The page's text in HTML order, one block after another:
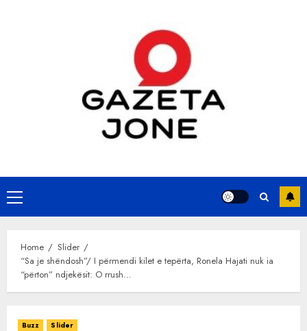
Primary
Menu
Home
Slider
“Sa je shëndosh”/ I përmendi kilet e tepërta, Ronela Hajati nuk ia
“përton” ndjekësit: O rrush…
Buzz Slider